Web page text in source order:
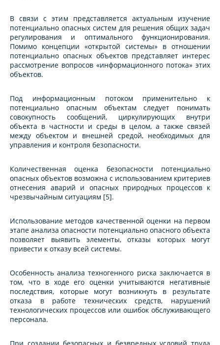
В связи с этим представляется актуальным изучение
потенциально опасных систем для решения общих задач
регулирования и оптимального функционирования.
Помимо концепции «открытой системы» в отношении
потенциально опасных объектов представляет интерес
рассмотрение вопросов «информационного потока» этих
объектов.
Под информационным потоком применительно к
потенциально опасным объектам следует понимать
совокупность сообщений, циркулирующих внутри
объекта в частности и среды в целом, а также связей
между объектом и внешней средой, необходимых для
управления и контроля безопасности.
Количественная оценка безопасности потенциально
опасных объектов возможна с использованием критериев
отнесения аварий и опасных природных процессов к
чрезвычайным ситуациям [5].
Использование методов качественной оценки на первом
этапе анализа опасности потенциально опасного объекта
позволяет выявить элементы, отказы которых могут
привести к отказу всей системы.
Особенность анализа техногенного риска заключается в
том, что в ходе его оценки учитываются негативные
последствия, которые могут возникнуть в результате
отказа в работе технических средств, нарушений
технологических процессов или ошибок обслуживающего
персонала.